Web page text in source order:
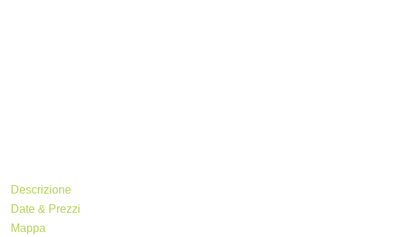
Descrizione
Date & Prezzi
Mappa